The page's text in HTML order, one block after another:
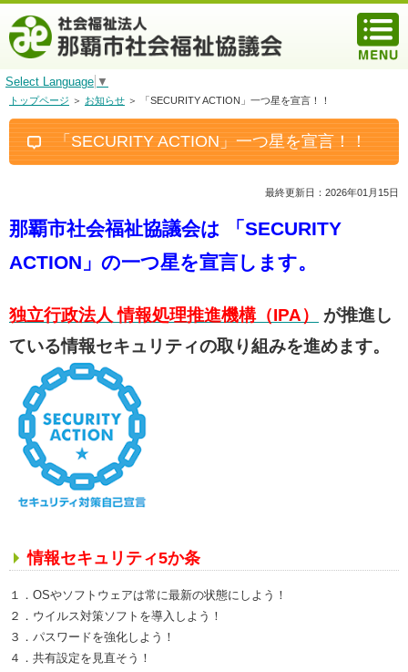
Select Language ▼
トップページ ＞ お知らせ ＞ 「SECURITY ACTION」一つ星を宣言！！
「SECURITY ACTION」一つ星を宣言！！
最終更新日：2026年01月15日
那覇市社会福祉協議会は 「SECURITY
ACTION」の一つ星を宣言します。
独立行政法人 情報処理推進機構（IPA）
が推進し
ている情報セキュリティの取り組みを進めます。
情報セキュリティ5か条
１．OSやソフトウェアは常に最新の状態にしよう！
２．ウイルス対策ソフトを導入しよう！
３．パスワードを強化しよう！
４．共有設定を見直そう！